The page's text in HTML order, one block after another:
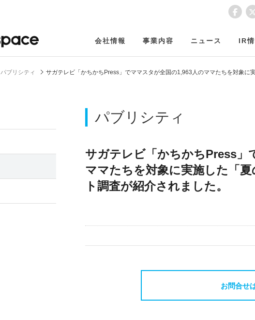
会社情報 事業内容 ニュース IR
パブリシティ
サガテレビ「かちかちPress」でママスタが全国の1,963人のママたちを対象に
パブリシティ
サガテレビ「かちかちPress」
ママたちを対象に実施した「
ト調査が紹介されました。
お問合せ